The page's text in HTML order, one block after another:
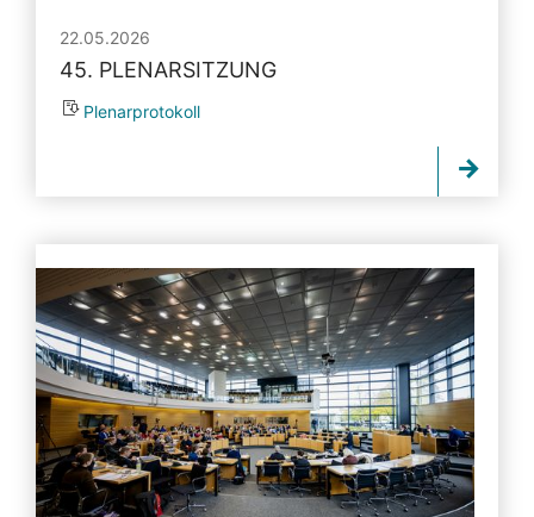
22.05.2026
45. PLENARSITZUNG
Plenarprotokoll